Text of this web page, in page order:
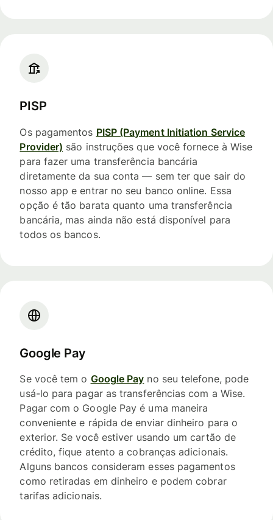
PISP
Os pagamentos PISP (Payment Initiation Service
Provider) são instruções que você fornece à Wise
para fazer uma transferência bancária
diretamente da sua conta — sem ter que sair do
nosso app e entrar no seu banco online. Essa
opção é tão barata quanto uma transferência
bancária, mas ainda não está disponível para
todos os bancos.
Google Pay
Se você tem o Google Pay no seu telefone, pode
usá-lo para pagar as transferências com a Wise.
Pagar com o Google Pay é uma maneira
conveniente e rápida de enviar dinheiro para o
exterior. Se você estiver usando um cartão de
crédito, fique atento a cobranças adicionais.
Alguns bancos consideram esses pagamentos
como retiradas em dinheiro e podem cobrar
tarifas adicionais.